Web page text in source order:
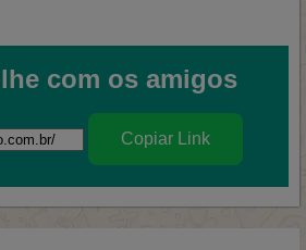
com os amigos
Copiar Link